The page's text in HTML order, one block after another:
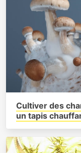
Cultiver des
un tapis